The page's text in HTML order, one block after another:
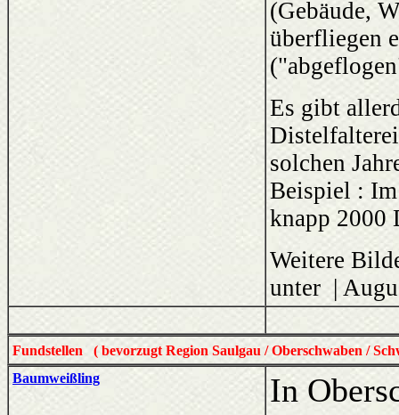
(Gebäude,
überfliegen
Es gibt
solchen
Beispiel :
knapp 2000
Weitere
unter |
Fundstellen ( bevorzugt Region Saulgau / Oberschwaben /
Baumweißling
In